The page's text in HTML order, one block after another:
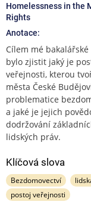
Homelessness in the
Rights
Anotace:
Cílem mé bakalářské
bylo zjistit jaký je
veřejnosti, kterou
města České
problematice
a jaké je jejich
dodržování
lidských práv.
Klíčová slova
Bezdomovectví
postoj veřejnosti